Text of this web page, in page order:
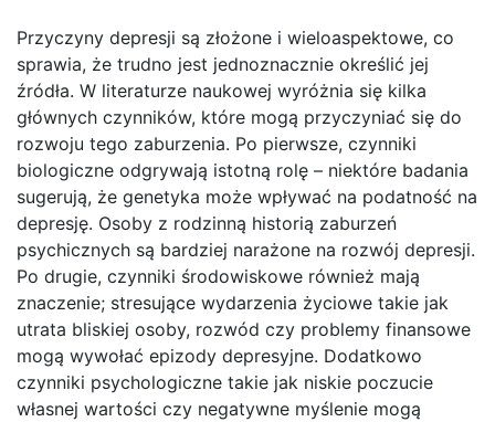
Przyczyny depresji są złożone i wieloaspektowe, co
sprawia, że trudno jest jednoznacznie określić jej
źródła. W literaturze naukowej wyróżnia się kilka
głównych czynników, które mogą przyczyniać się do
rozwoju tego zaburzenia. Po pierwsze, czynniki
biologiczne odgrywają istotną rolę – niektóre badania
sugerują, że genetyka może wpływać na podatność na
depresję. Osoby z rodzinną historią zaburzeń
psychicznych są bardziej narażone na rozwój depresji.
Po drugie, czynniki środowiskowe również mają
znaczenie; stresujące wydarzenia życiowe takie jak
utrata bliskiej osoby, rozwód czy problemy finansowe
mogą wywołać epizody depresyjne. Dodatkowo
czynniki psychologiczne takie jak niskie poczucie
własnej wartości czy negatywne myślenie mogą